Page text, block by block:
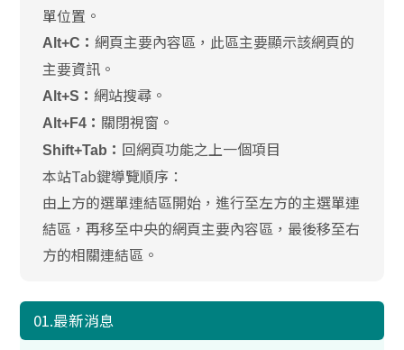
單位置。
Alt+C：網頁主要內容區，此區主要顯示該網頁的
主要資訊。
Alt+S：網站搜尋。
Alt+F4： 關閉視窗。
Shift+Tab： 回網頁功能之上一個項目
本站Tab鍵導覽順序：
由上方的選單連結區開始，進行至左方的主選單連
結區，再移至中央的網頁主要內容區，最後移至右
方的相關連結區。
01.最新消息